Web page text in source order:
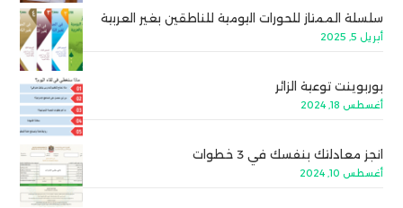
سلسلة الممتاز للحورات اليومية للناطقين بغير العربية
أبريل 5, 2025
بوربوينت توعية الزائر
أغسطس 18, 2024
انجز معادلتك بنفسك في 3 خطوات
أغسطس 10, 2024